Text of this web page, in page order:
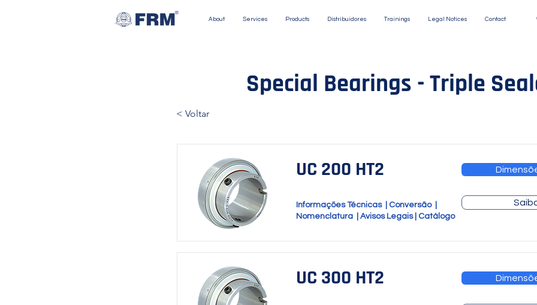
About Services Products Distribuidores Trainings Legal Notices Contact
Special Bearings - Triple
< Voltar
UC 200 HT2
Informações Técnicas Conversão
Nomenclatura
Avisos Legais Catálogo
UC 300 HT2